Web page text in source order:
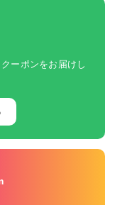
ーポンをお届けし